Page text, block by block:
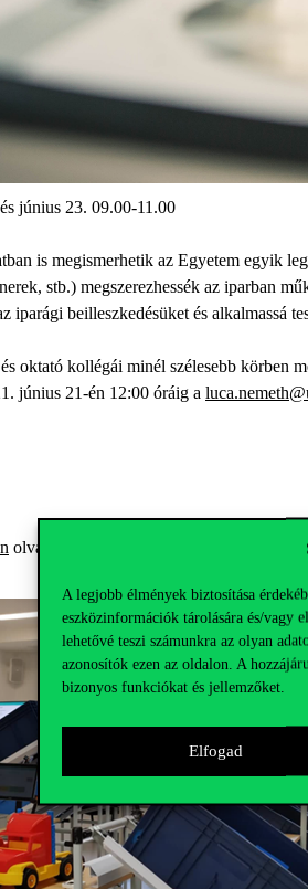
A legjobb élmények biztosítása
eszközinformációk tárolására és/vagy
lehetővé teszi számunkra az olyan
azonosítók ezen az oldalon. A
bizonyos funkciókat és jellemzőket.
Elfogad
június 23. 09.00-11.00
is megismerhetik az Egyetem egyik
stb.) megszerezhessék az iparban
iparági beilleszkedésüket és
oktató kollégái minél szélesebb körben
június 21-én 12:00 óráig a
olvasható.